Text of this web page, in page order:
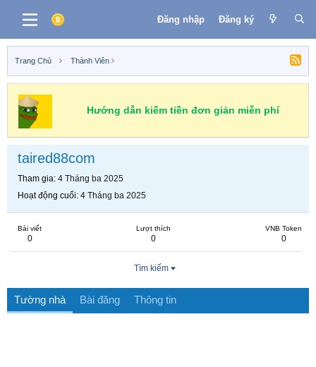
Đăng nhập Đăng ký
Trang Chủ Thành Viên
Hướng dẫn kiếm tiền đơn giản miễn phí
taired88com
Tham gia 4 Tháng ba 2025
Hoạt động cuối 4 Tháng ba 2025
Bài viết
0
Lượt thích
0
VNB Token
0
Tìm kiếm
Tường nhà Bài đăng Thông tin